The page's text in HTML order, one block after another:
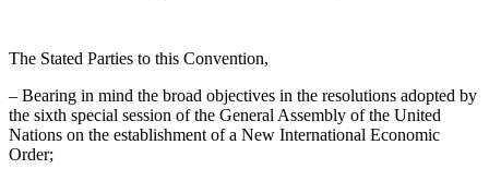
The Stated Parties to this Convention,
– Bearing in mind the broad objectives in the resolutions adopted by
the sixth special session of the General Assembly of the United
Nations on the establishment of a New International Economic
Order;